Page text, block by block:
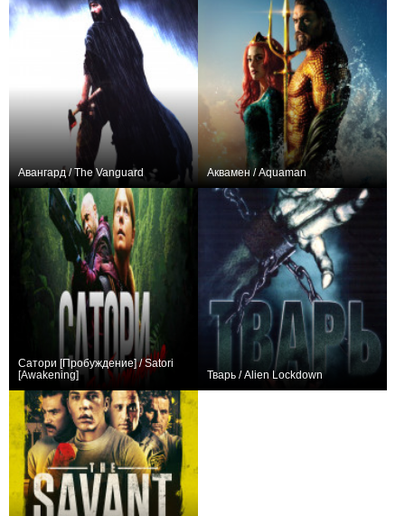
Авангард / The Vanguard Аквамен / Aquaman
Сатори [Пробуждение] / Satori
[Awakening]
Тварь / Alien Lockdown